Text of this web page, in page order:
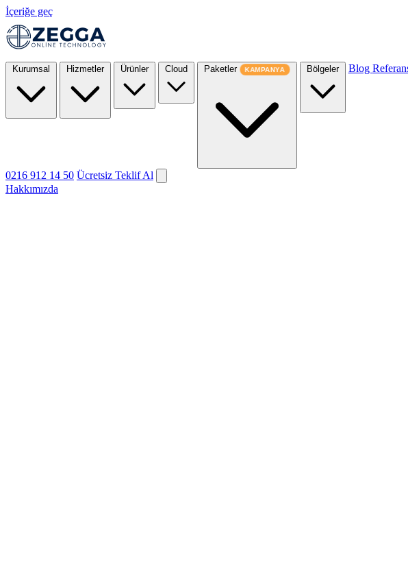
İçeriğe geç
Kurumsal Hizmetler Ürünler Cloud Paketler KAMPANYA Bölgeler Blog
0216 912 14 50 Ücretsiz Teklif Al
Hakkımızda